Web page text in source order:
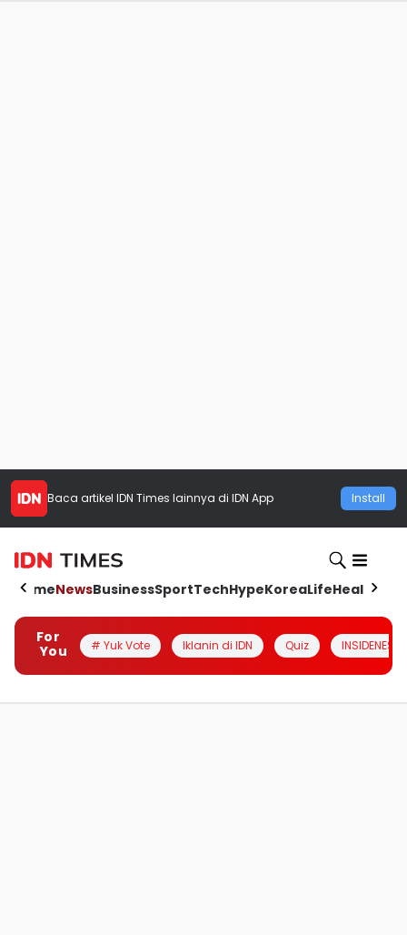
Baca artikel IDN Times lainnya di IDN App Install
HomeNewsBusinessSportTechHypeKoreaLifeHealth
For
You
# Yuk Vote Iklanin di IDN Quiz INSIDENESIA